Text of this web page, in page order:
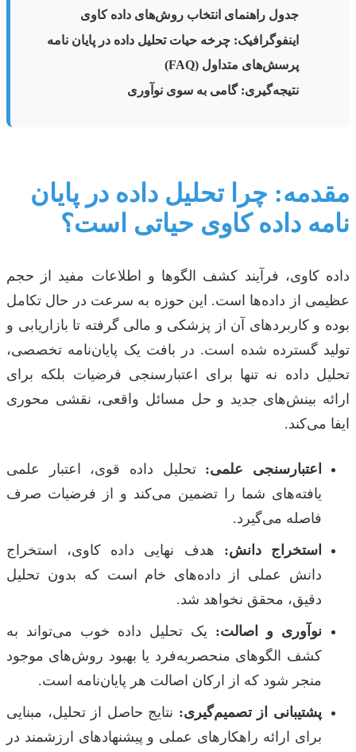
جدول راهنمای انتخاب روش‌های داده کاوی
اینفوگرافیک: چرخه حیات تحلیل داده در پایان نامه
پرسش‌های متداول (FAQ)
نتیجه‌گیری: گامی به سوی نوآوری
مقدمه: چرا تحلیل داده در پایان
نامه داده کاوی حیاتی است؟
داده کاوی، فرآیند کشف الگوها و اطلاعات مفید از حجم
عظیمی از داده‌ها است. این حوزه به سرعت در حال تکامل
بوده و کاربردهای آن از پزشکی و مالی گرفته تا بازاریابی و
تولید گسترده شده است. در بافت یک پایان‌نامه تخصصی،
تحلیل داده نه تنها برای اعتبارسنجی فرضیات بلکه برای
ارائه بینش‌های جدید و حل مسائل واقعی، نقشی محوری
ایفا می‌کند.
اعتبارسنجی علمی: تحلیل داده قوی، اعتبار علمی
یافته‌های شما را تضمین می‌کند و از فرضیات صرف
فاصله می‌گیرد.
استخراج دانش: هدف نهایی داده کاوی، استخراج
دانش عملی از داده‌های خام است که بدون تحلیل
دقیق، محقق نخواهد شد.
نوآوری و اصالت: یک تحلیل داده خوب می‌تواند به
کشف الگوهای منحصربه‌فرد یا بهبود روش‌های موجود
منجر شود که از ارکان اصالت هر پایان‌نامه است.
پشتیبانی از تصمیم‌گیری: نتایج حاصل از تحلیل، مبنایی
برای ارائه راهکارهای عملی و پیشنهادهای ارزشمند در